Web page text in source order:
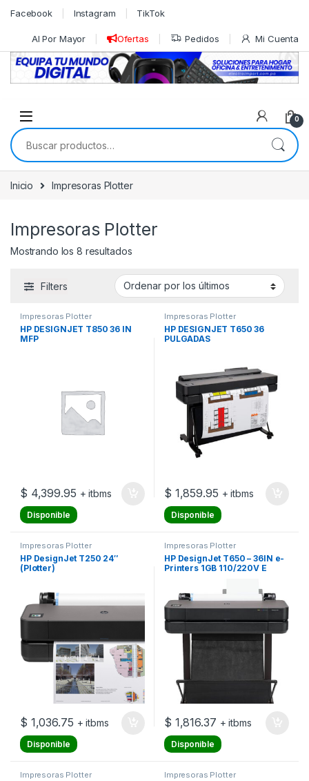
Skip to navigation
Skip to content
Facebook Instagram TikTok
Al Por Mayor Ofertas Pedidos Mi Cuenta
0
Buscar por:
Inicio Impresoras Plotter
Impresoras Plotter
Mostrando los 8 resultadosOrdenado por los últimos
Filters
Impresoras Plotter
HP DESIGNJET T850 36 IN
MFP
$ 4,399.95 + itbms
Disponible
Impresoras Plotter
HP DESIGNJET T650 36
PULGADAS
$ 1,859.95 + itbms
Disponible
Impresoras Plotter
HP DesignJet T250 24″
(Plotter)
$ 1,036.75 + itbms
Disponible
Impresoras Plotter
HP DesignJet T650 – 36IN e-
Printers 1GB 110/220V E
$ 1,816.37 + itbms
Disponible
Impresoras Plotter Impresoras Plotter